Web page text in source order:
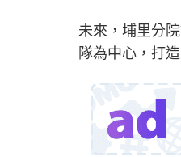
未來，埔里分
隊為中心，打